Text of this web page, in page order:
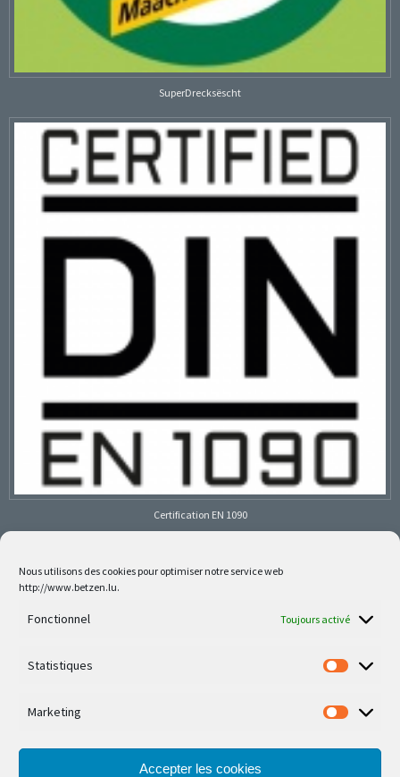
Nous utilisons des cookies pour optimiser notre service web
http://www.betzen.lu.
Fonctionnel Toujours activé
Statistiques
Marketing
Accepter les cookies
SuperDrecksëscht
Certification EN 1090
Follow us on social media